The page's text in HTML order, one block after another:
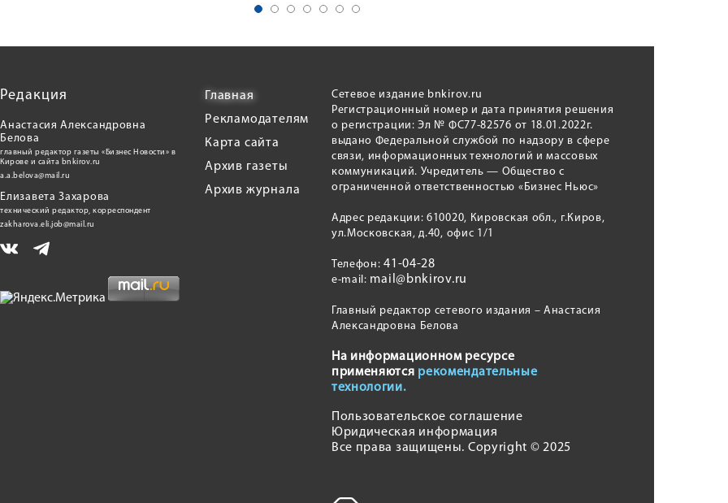
Редакция
Анастасия Александровна
Белова
главный редактор газеты «Бизнес Новости» в
Кирове и сайта bnkirov.ru
a.a.belova@mail.ru
Елизавета Захарова
технический редактор, корреспондент
zakharova.eli.job@mail.ru
Главная
Рекламодателям
Карта сайта
Архив газеты
Архив журнала
Сетевое издание bnkirov.ru
Регистрационный номер и дата принятия решения
о регистрации: Эл № ФС77-82576 от 18.01.2022г.
выдано Федеральной службой по надзору в сфере
связи, информационных технологий и массовых
коммуникаций. Учредитель — Общество с
ограниченной ответственностью «Бизнес Ньюс»
Адрес редакции: 610020, Кировская обл., г.Киров,
ул.Московская, д.40, офис 1/1
Телефон:41-04-28
e-mail: mail@bnkirov.ru
Главный редактор сетевого издания – Анастасия
Александровна Белова
На информационном ресурсе
применяются рекомендательные
технологии.
Пользовательское соглашение
Юридическая информация
Все права защищены. Copyright © 2025